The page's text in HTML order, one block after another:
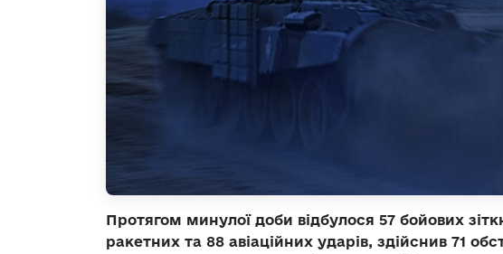
Протягом минулої доби відбулося 57 бойових
ракетних та 88 авіаційних ударів, здійснив 71